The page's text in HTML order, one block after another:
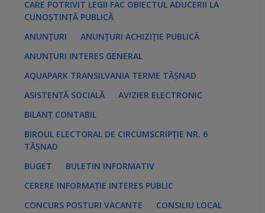
e
s
CARE POTRIVIT LEGII FAC OBIECTUL ADUCERII LA
CUNOȘTINȚĂ PUBLICĂ
ANUNȚURI
ANUNȚURI ACHIZIȚIE PUBLICĂ
ANUNȚURI INTERES GENERAL
AQUAPARK TRANSILVANIA TERME TĂȘNAD
ASISTENȚĂ SOCIALĂ
AVIZIER ELECTRONIC
BILANȚ CONTABIL
BIROUL ELECTORAL DE CIRCUMSCRIPȚIE NR. 6
TĂȘNAD
BUGET
BULETIN INFORMATIV
CERERE INFORMAȚIE INTERES PUBLIC
CONCURS POSTURI VACANTE
CONSILIU LOCAL